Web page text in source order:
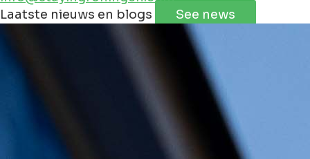
+
Laatste nieuws en blogs See news